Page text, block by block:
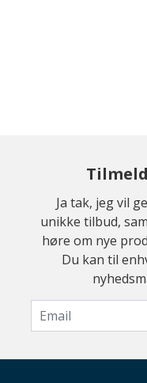
Ja tak, jeg vil
unikke tilbud,
høre om nye
Du kan til